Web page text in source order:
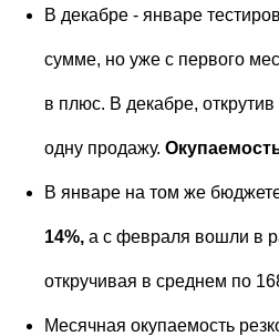
В декабре - январе
сумме, но уже с первого
в плюс. В декабре,
одну продажу.
В январе на том же
14%, а с февраля вошли в
откручивая в среднем по
Месячная окупаемость